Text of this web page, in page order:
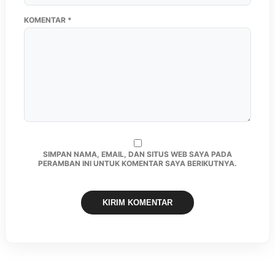
KOMENTAR *
SIMPAN NAMA, EMAIL, DAN SITUS WEB SAYA PADA
PERAMBAN INI UNTUK KOMENTAR SAYA BERIKUTNYA.